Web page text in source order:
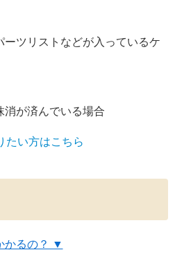
ツリストなどが入っているケ
が済んでいる場合
たい方はこちら
かるの？ ▼